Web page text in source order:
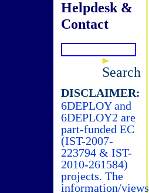
Helpdesk &
Contact
Search
DISCLAIMER:
6DEPLOY and
6DEPLOY2 are
part-funded EC
(IST-2007-
223794 & IST-
2010-261584)
projects. The
information/views